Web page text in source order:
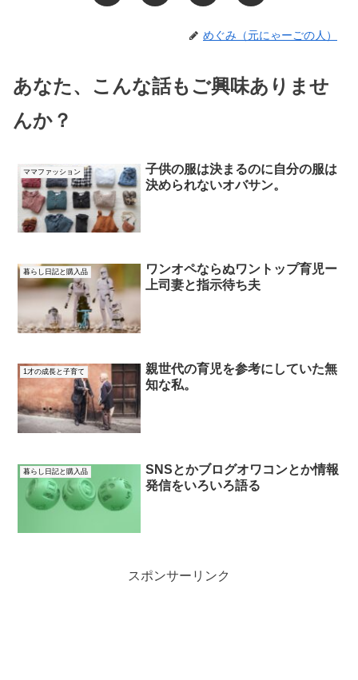
めぐみ（元にゃーごの人）
あなた、こんな話もご興味ありませ
んか？
ママファッション
子供の服は決まるのに自分の服は
決められないオバサン。
暮らし日記と購入品
ワンオペならぬワントップ育児ー
上司妻と指示待ち夫
1才の成長と子育て
親世代の育児を参考にしていた無
知な私。
暮らし日記と購入品
SNSとかブログオワコンとか情報
発信をいろいろ語る
スポンサーリンク